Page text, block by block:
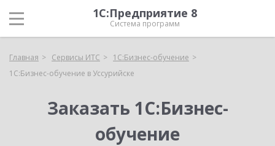
1С:Предприятие 8
Система программ
Главная Сервисы ИТС
1С:Бизнес-обучение
1С:Бизнес-обучение в Уссурийске
Заказать 1С:Бизнес-
обучение